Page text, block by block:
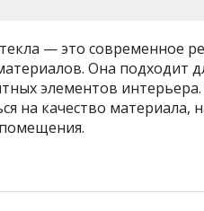
— это современное
Она подходит
элементов
на качество материала,